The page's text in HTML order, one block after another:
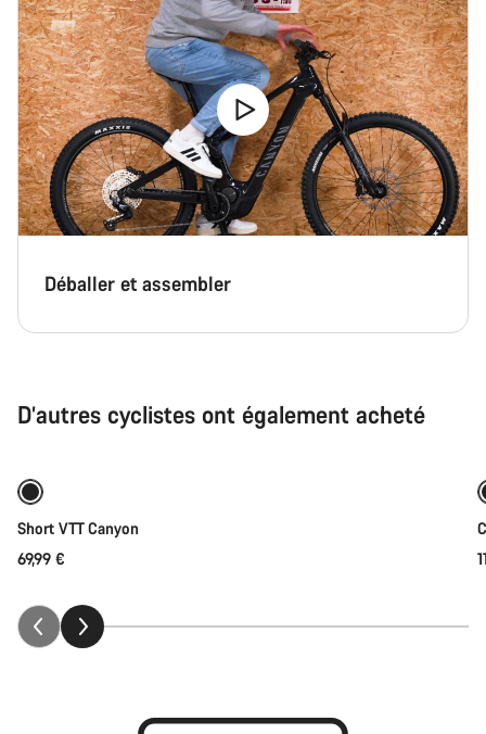
Déballer et assembler
D’autres cyclistes ont également acheté
Sélection rapide
Short VTT Canyon
69,99 €